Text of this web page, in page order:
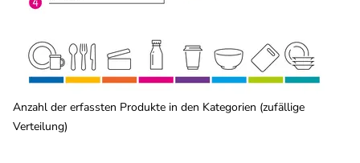
Anzahl der erfassten Produkte in den Kategorien (zufällige
Verteilung)